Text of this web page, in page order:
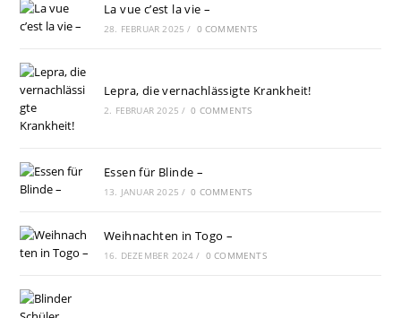
La vue c’est la vie –
28. FEBRUAR 2025 / 0 COMMENTS
Lepra, die vernachlässigte Krankheit!
2. FEBRUAR 2025 / 0 COMMENTS
Essen für Blinde –
13. JANUAR 2025 / 0 COMMENTS
Weihnachten in Togo –
16. DEZEMBER 2024 / 0 COMMENTS